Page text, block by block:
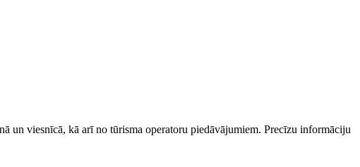
un viesnīcā, kā arī no tūrisma operatoru piedāvājumiem. Precīzu informāciju